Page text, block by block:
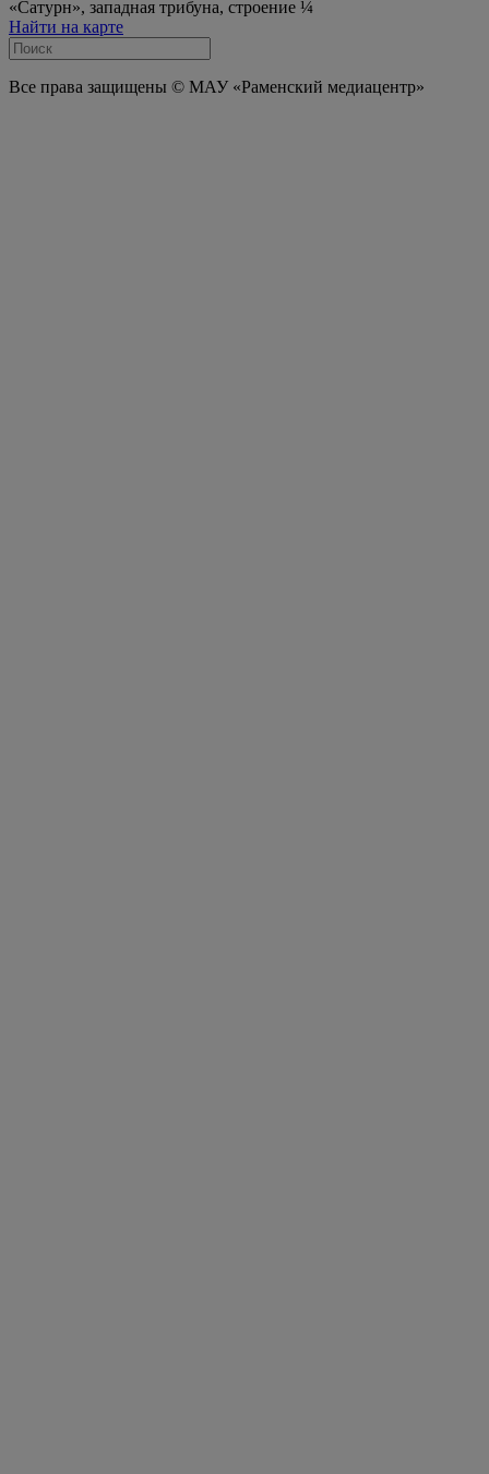
«Сатурн», западная трибуна, строение ¼
Найти на карте
Все права защищены © МАУ «Раменский медиацентр»